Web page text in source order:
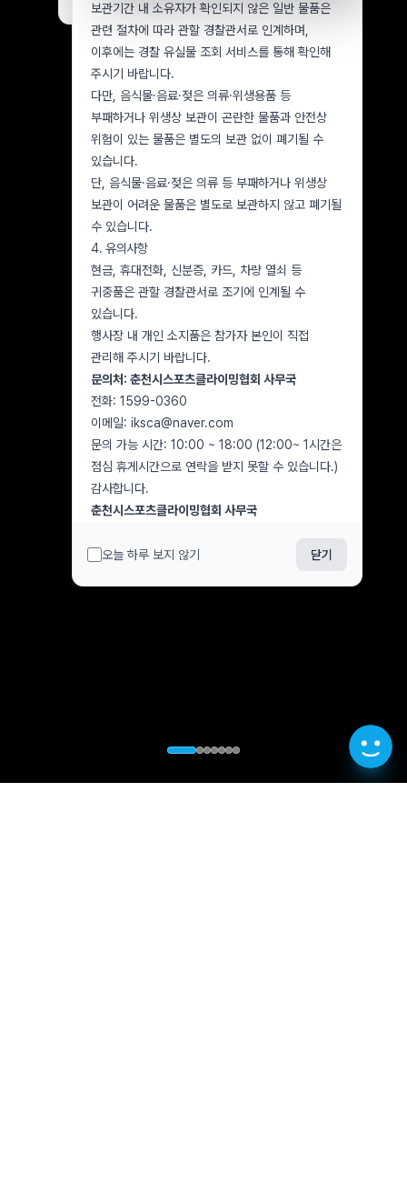
보관기간 내 소유자가 확인되지 않은 일반 물품은
관련 절차에 따라 관할 경찰관서로 인계하며,
이후에는 경찰 유실물 조회 서비스를 통해 확인해
주시기 바랍니다.
다만, 음식물·음료·젖은 의류·위생용품 등
부패하거나 위생상 보관이 곤란한 물품과 안전상
위험이 있는 물품은 별도의 보관 없이 폐기될 수
있습니다.
단, 음식물·음료·젖은 의류 등 부패하거나 위생상
보관이 어려운 물품은 별도로 보관하지 않고 폐기될
수 있습니다.
4. 유의사항
현금, 휴대전화, 신분증, 카드, 차량 열쇠 등
귀중품은 관할 경찰관서로 조기에 인계될 수
있습니다.
행사장 내 개인 소지품은 참가자 본인이 직접
관리해 주시기 바랍니다.
문의처: 춘천시스포츠클라이밍협회 사무국
전화: 1599-0360
이메일: iksca@naver.com
문의 가능 시간: 10:00 ~ 18:00 (12:00~ 1시간은
점심 휴게시간으로 연락을 받지 못할 수 있습니다.)
감사합니다.
춘천시스포츠클라이밍협회 사무국
오늘 하루 보지 않기 닫기